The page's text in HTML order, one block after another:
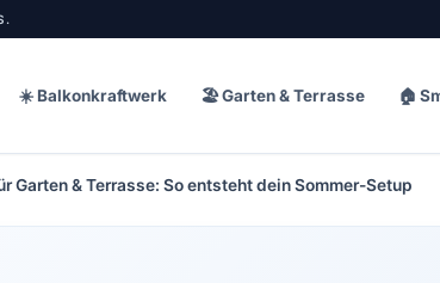
☀️ Balkonkraftwerk 🏖️ Garten & Terrasse 🏠
Garten & Terrasse: So entsteht dein Sommer-Setup